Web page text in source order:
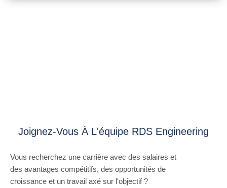
Joignez-Vous À L'équipe RDS Engineering
Vous recherchez une carrière avec des salaires et
des avantages compétitifs, des opportunités de
croissance et un travail axé sur l'objectif ?